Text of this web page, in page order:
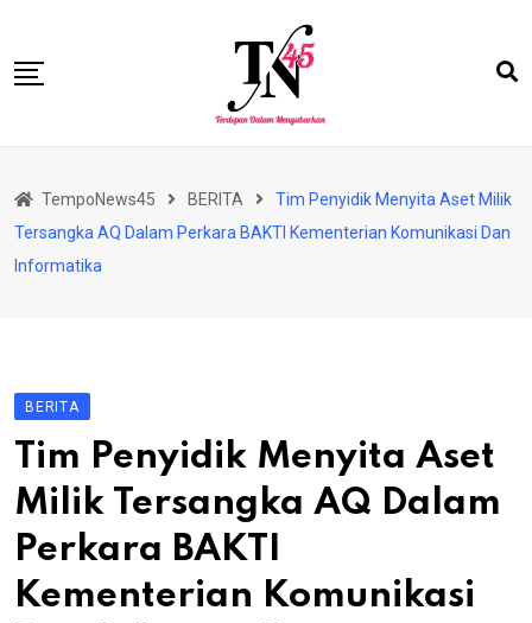
content
BISNIS
HUKRIM
PENDIDIKAN
TempoNews45 BERITA
Tim Penyidik Menyita Aset Milik
Tersangka AQ Dalam Perkara BAKTI Kementerian Komunikasi Dan
Informatika
BERITA
Tim Penyidik Menyita Aset
Milik Tersangka AQ Dalam
Perkara BAKTI
Kementerian Komunikasi